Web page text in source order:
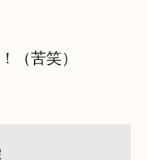
（苦笑）